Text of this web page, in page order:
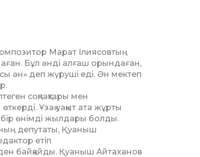
Марат Ілиясовтың
Бұл әнді алғаш орындаған,
ән» деп жүруші еді. Ән мектеп
соқпақтары мен
Ұзақ уақыт ата жұрты
бір өнімді жылдары болды.
депутаты, Қуаныш
етіп
байқайды. Қуаныш Айтаханов